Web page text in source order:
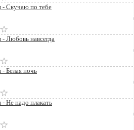
- Скучаю по тебе
- Любовь навсегда
- Белая ночь
Не надо плакать